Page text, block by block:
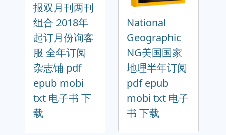
报双月刊两刊
组合 2018年
起订月份询客
服 全年订阅
杂志铺 pdf
epub mobi
txt 电子书 下
载
National
Geographic
NG美国国家
地理半年订阅
pdf epub
mobi txt 电子
书 下载